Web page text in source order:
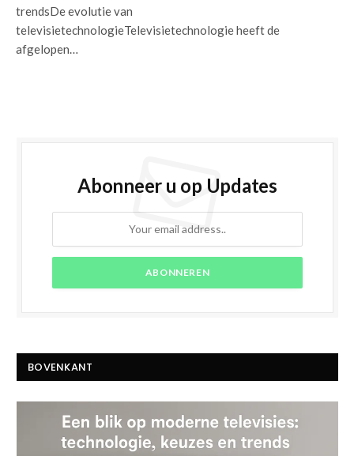
trendsDe evolutie van
televisietechnologieTelevisietechnologie heeft de
afgelopen…
Abonneer u op Updates
BOVENKANT